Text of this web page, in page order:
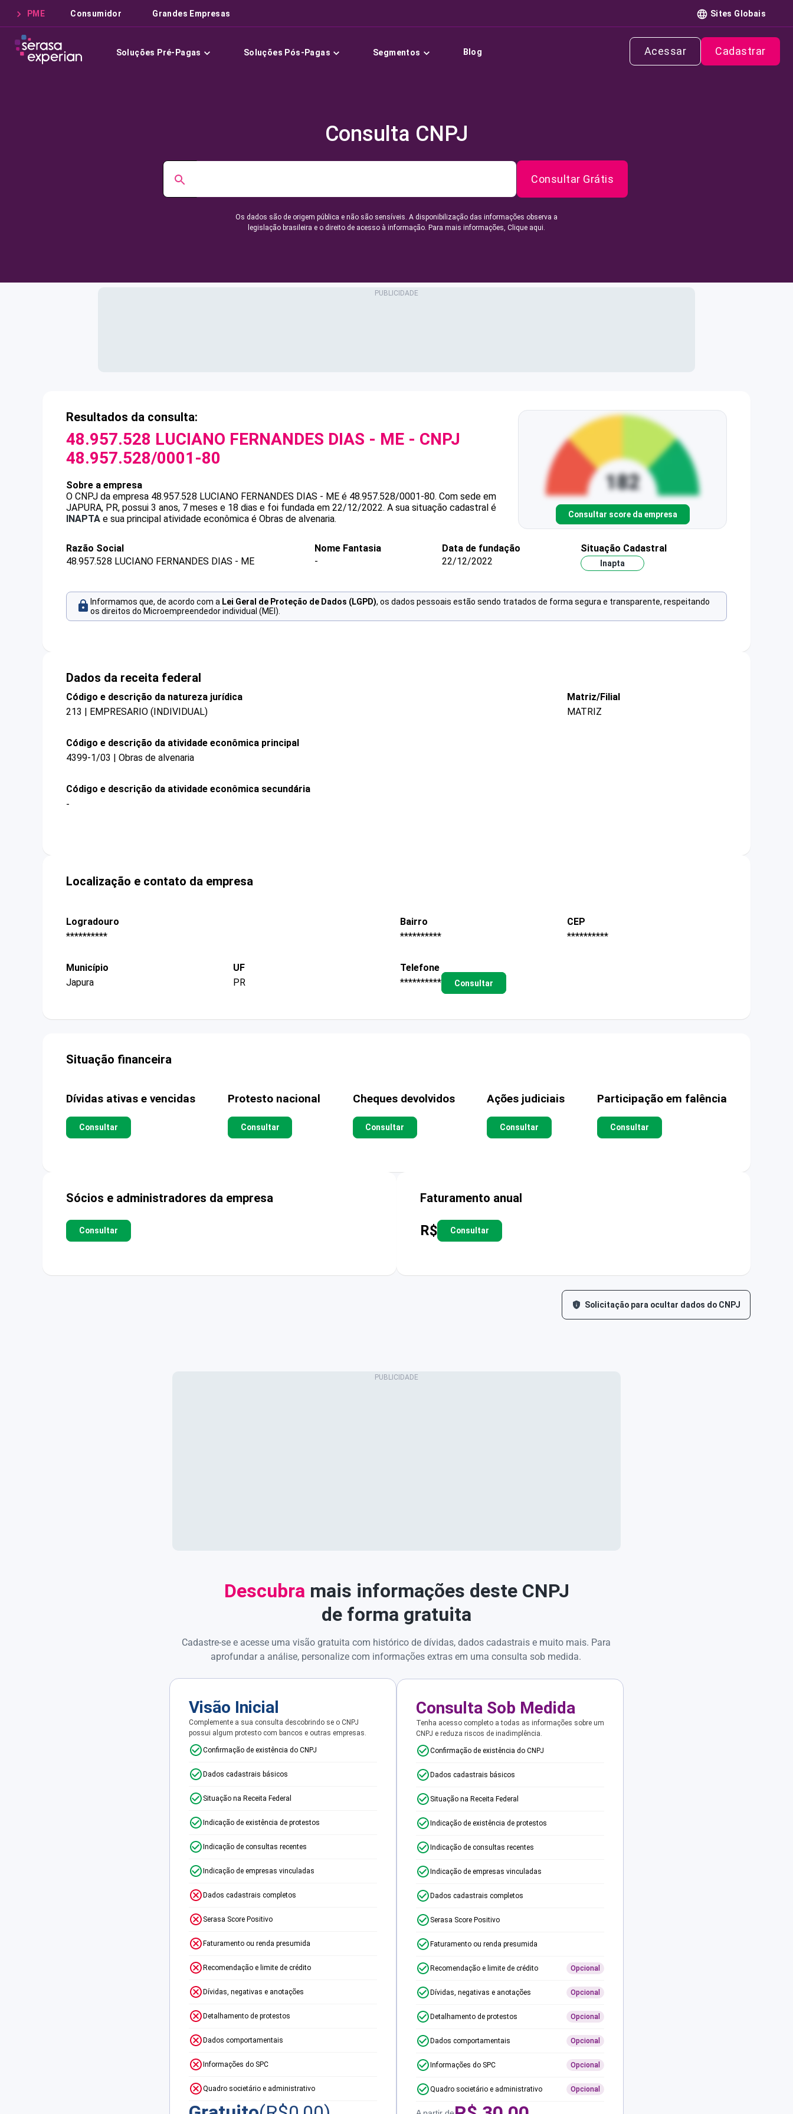
PME Consumidor Grandes Empresas Sites Globais
Soluções Pré-Pagas Soluções Pós-Pagas Segmentos Blog Acessar Cadastrar
Consulta CNPJ
Consultar Grátis
Os dados são de origem pública e não são sensíveis. A disponibilização das informações observa a
legislação brasileira e o direito de acesso à informação. Para mais informações, Clique aqui.
Resultados da consulta:
48.957.528 LUCIANO FERNANDES DIAS - ME - CNPJ
48.957.528/0001-80
Sobre a empresa
O CNPJ da empresa 48.957.528 LUCIANO FERNANDES DIAS - ME é 48.957.528/0001-80. Com sede em
JAPURA, PR, possui 3 anos, 7 meses e 18 dias e foi fundada em 22/12/2022. A sua situação cadastral é
INAPTA e sua principal atividade econômica é Obras de alvenaria. Consultar score da empresa
Razão Social
48.957.528 LUCIANO FERNANDES DIAS - ME
Nome Fantasia
-
Data de fundação
22/12/2022
Situação Cadastral
Inapta
Informamos que, de acordo com a Lei Geral de Proteção de Dados (LGPD), os dados pessoais estão sendo tratados de forma segura e transparente, respeitando
os direitos do Microempreendedor individual (MEI).
Dados da receita federal
Código e descrição da natureza jurídica
213 | EMPRESARIO (INDIVIDUAL)
Matriz/Filial
MATRIZ
Código e descrição da atividade econômica principal
4399-1/03 | Obras de alvenaria
Código e descrição da atividade econômica secundária
-
Localização e contato da empresa
Logradouro
**********
Bairro
**********
CEP
**********
Município
Japura
UF
PR
Telefone
**********
Consultar
Situação financeira
Dívidas ativas e vencidas
Consultar
Protesto nacional
Consultar
Cheques devolvidos
Consultar
Ações judiciais
Consultar
Participação em falência
Consultar
Sócios e administradores da empresa
Consultar
Faturamento anual
R$ Consultar
Solicitação para ocultar dados do CNPJ
Descubra mais informações deste CNPJ
de forma gratuita
Cadastre-se e acesse uma visão gratuita com histórico de dívidas, dados cadastrais e muito mais. Para
aprofundar a análise, personalize com informações extras em uma consulta sob medida.
Visão Inicial
Complemente a sua consulta descobrindo se o CNPJ
possui algum protesto com bancos e outras empresas.
Confirmação de existência do CNPJ
Dados cadastrais básicos
Situação na Receita Federal
Indicação de existência de protestos
Indicação de consultas recentes
Indicação de empresas vinculadas
Dados cadastrais completos
Serasa Score Positivo
Faturamento ou renda presumida
Recomendação e limite de crédito
Dívidas, negativas e anotações
Detalhamento de protestos
Dados comportamentais
Informações do SPC
Quadro societário e administrativo
Consulta Sob Medida
Tenha acesso completo a todas as informações sobre um
CNPJ e reduza riscos de inadimplência.
Confirmação de existência do CNPJ
Dados cadastrais básicos
Situação na Receita Federal
Indicação de existência de protestos
Indicação de consultas recentes
Indicação de empresas vinculadas
Dados cadastrais completos
Serasa Score Positivo
Faturamento ou renda presumida
Recomendação e limite de crédito Opcional
Dívidas, negativas e anotações Opcional
Detalhamento de protestos Opcional
Dados comportamentais Opcional
Informações do SPC Opcional
Quadro societário e administrativo Opcional